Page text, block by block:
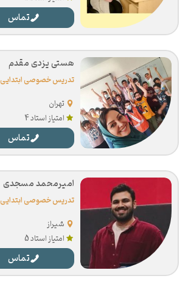
تماس
هستی یزدی مقدم
تدریس خصوصی ابتدایی
تهران
امتیاز استاد 4
تماس
امیرمحمد مسجدی
تدریس خصوصی ابتدایی
شیراز
امتیاز استاد 5
تماس